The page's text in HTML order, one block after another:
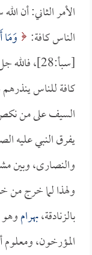
الأمر الثاني: أن
الناس كافة:
وَمَا
[سبأ:28]،
كافة للناس
السيف على من
يفرق النبي عليه
والنصارى، وبين
ولهذا لما خرج
بالزنادقة،بهرام
المؤرخون، ومعلوم